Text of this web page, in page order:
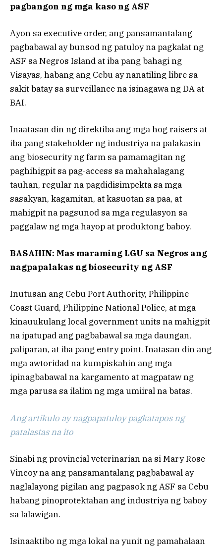
pagbangon ng mga kaso ng ASF
Ayon sa executive order, ang pansamantalang
pagbabawal ay bunsod ng patuloy na pagkalat ng
ASF sa Negros Island at iba pang bahagi ng
Visayas, habang ang Cebu ay nanatiling libre sa
sakit batay sa surveillance na isinagawa ng DA at
BAI.
Inaatasan din ng direktiba ang mga hog raisers at
iba pang stakeholder ng industriya na palakasin
ang biosecurity ng farm sa pamamagitan ng
paghihigpit sa pag-access sa mahahalagang
tauhan, regular na pagdidisimpekta sa mga
sasakyan, kagamitan, at kasuotan sa paa, at
mahigpit na pagsunod sa mga regulasyon sa
paggalaw ng mga hayop at produktong baboy.
BASAHIN: Mas maraming LGU sa Negros ang
nagpapalakas ng biosecurity ng ASF
Inutusan ang Cebu Port Authority, Philippine
Coast Guard, Philippine National Police, at mga
kinauukulang local government units na mahigpit
na ipatupad ang pagbabawal sa mga daungan,
paliparan, at iba pang entry point. Inatasan din ang
mga awtoridad na kumpiskahin ang mga
ipinagbabawal na kargamento at magpataw ng
mga parusa sa ilalim ng mga umiiral na batas.
Ang artikulo ay nagpapatuloy pagkatapos ng
patalastas na ito
Sinabi ng provincial veterinarian na si Mary Rose
Vincoy na ang pansamantalang pagbabawal ay
naglalayong pigilan ang pagpasok ng ASF sa Cebu
habang pinoprotektahan ang industriya ng baboy
sa lalawigan.
Isinaaktibo ng mga lokal na yunit ng pamahalaan